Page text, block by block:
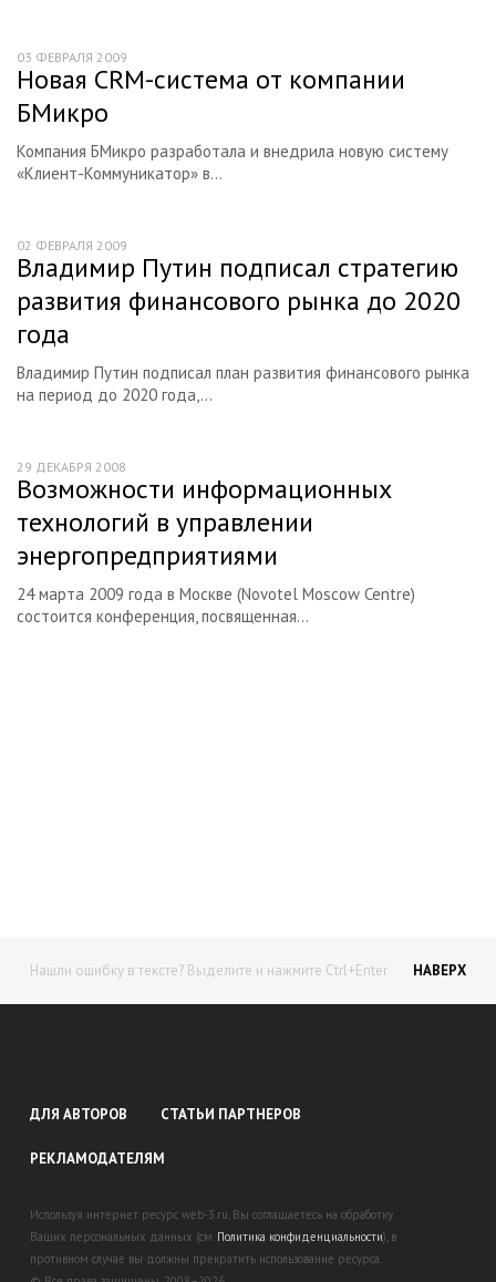
Новая CRM-система от компании
БМикро
Компания БМикро разработала и внедрила новую систему
«Клиент-Коммуникатор» в...
03 ФЕВРАЛЯ 2009
Владимир Путин подписал стратегию
развития финансового рынка до 2020
года
Владимир Путин подписал план развития финансового рынка
на период до 2020 года,...
02 ФЕВРАЛЯ 2009
Возможности информационных
технологий в управлении
энергопредприятиями
24 марта 2009 года в Москве (Novotel Moscow Centre)
состоится конференция, посвященная...
29 ДЕКАБРЯ 2008
Нашли ошибку в тексте? Выделите и нажмите Ctrl+Enter НАВЕРХ
ДЛЯ АВТОРОВ СТАТЬИ ПАРТНЕРОВ
РЕКЛАМОДАТЕЛЯМ
Используя интернет ресурс web-3.ru, Вы соглашаетесь на обработку
Ваших персональных данных (см. Политика конфиденциальности), в
противном случае вы должны прекратить использование ресурса.